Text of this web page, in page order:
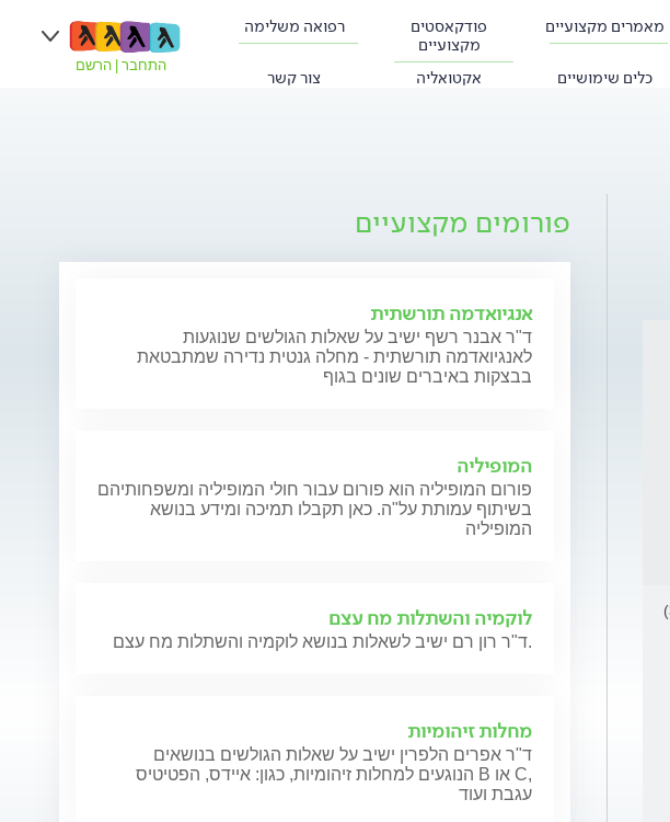
מאמרים מקצועיים
פודקאסטים
מקצועיים
רפואה משלימה
כלים שימושיים אקטואליה צור קשר
התחבר הרשם
פורומים מקצועיים
אנגיואדמה תורשתית
ד"ר אבנר רשף ישיב על שאלות הגולשים שנוגעות
לאנגיואדמה תורשתית - מחלה גנטית נדירה שמתבטאת
בבצקות באיברים שונים בגוף
המופיליה
פורום המופיליה הוא פורום עבור חולי המופיליה ומשפחותיהם
בשיתוף עמותת על"ה. כאן תקבלו תמיכה ומידע בנושא
המופיליה
לוקמיה והשתלות מח עצם
ד"ר רון רם ישיב לשאלות בנושא לוקמיה והשתלות מח עצם.
מחלות זיהומיות
ד"ר אפרים הלפרין ישיב על שאלות הגולשים בנושאים
הנוגעים למחלות זיהומיות, כגון: איידס, הפטיטיס B או C,
עגבת ועוד